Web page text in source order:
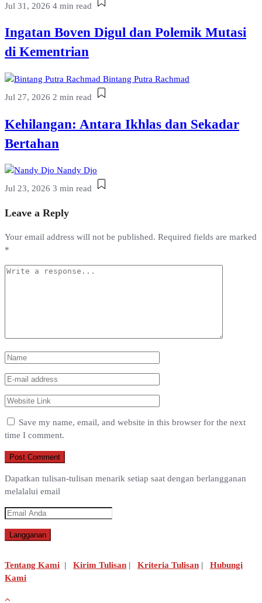
Jul 31, 2026 4 min read
Ingatan Boven Digul dan Polemik Mutasi
di Kementrian
Bintang Putra Rachmad
Jul 27, 2026 2 min read
Kehilangan: Antara Ikhlas dan Sekadar
Bertahan
Nandy Djo
Jul 23, 2026 3 min read
Leave a Reply
Your email address will not be published. Required fields are marked
*
Save my name, email, and website in this browser for the next
time I comment.
Dapatkan tulisan-tulisan menarik setiap saat dengan berlangganan
melalalui email
Tentang Kami | Kirim Tulisan | Kriteria Tulisan | Hubungi
Kami